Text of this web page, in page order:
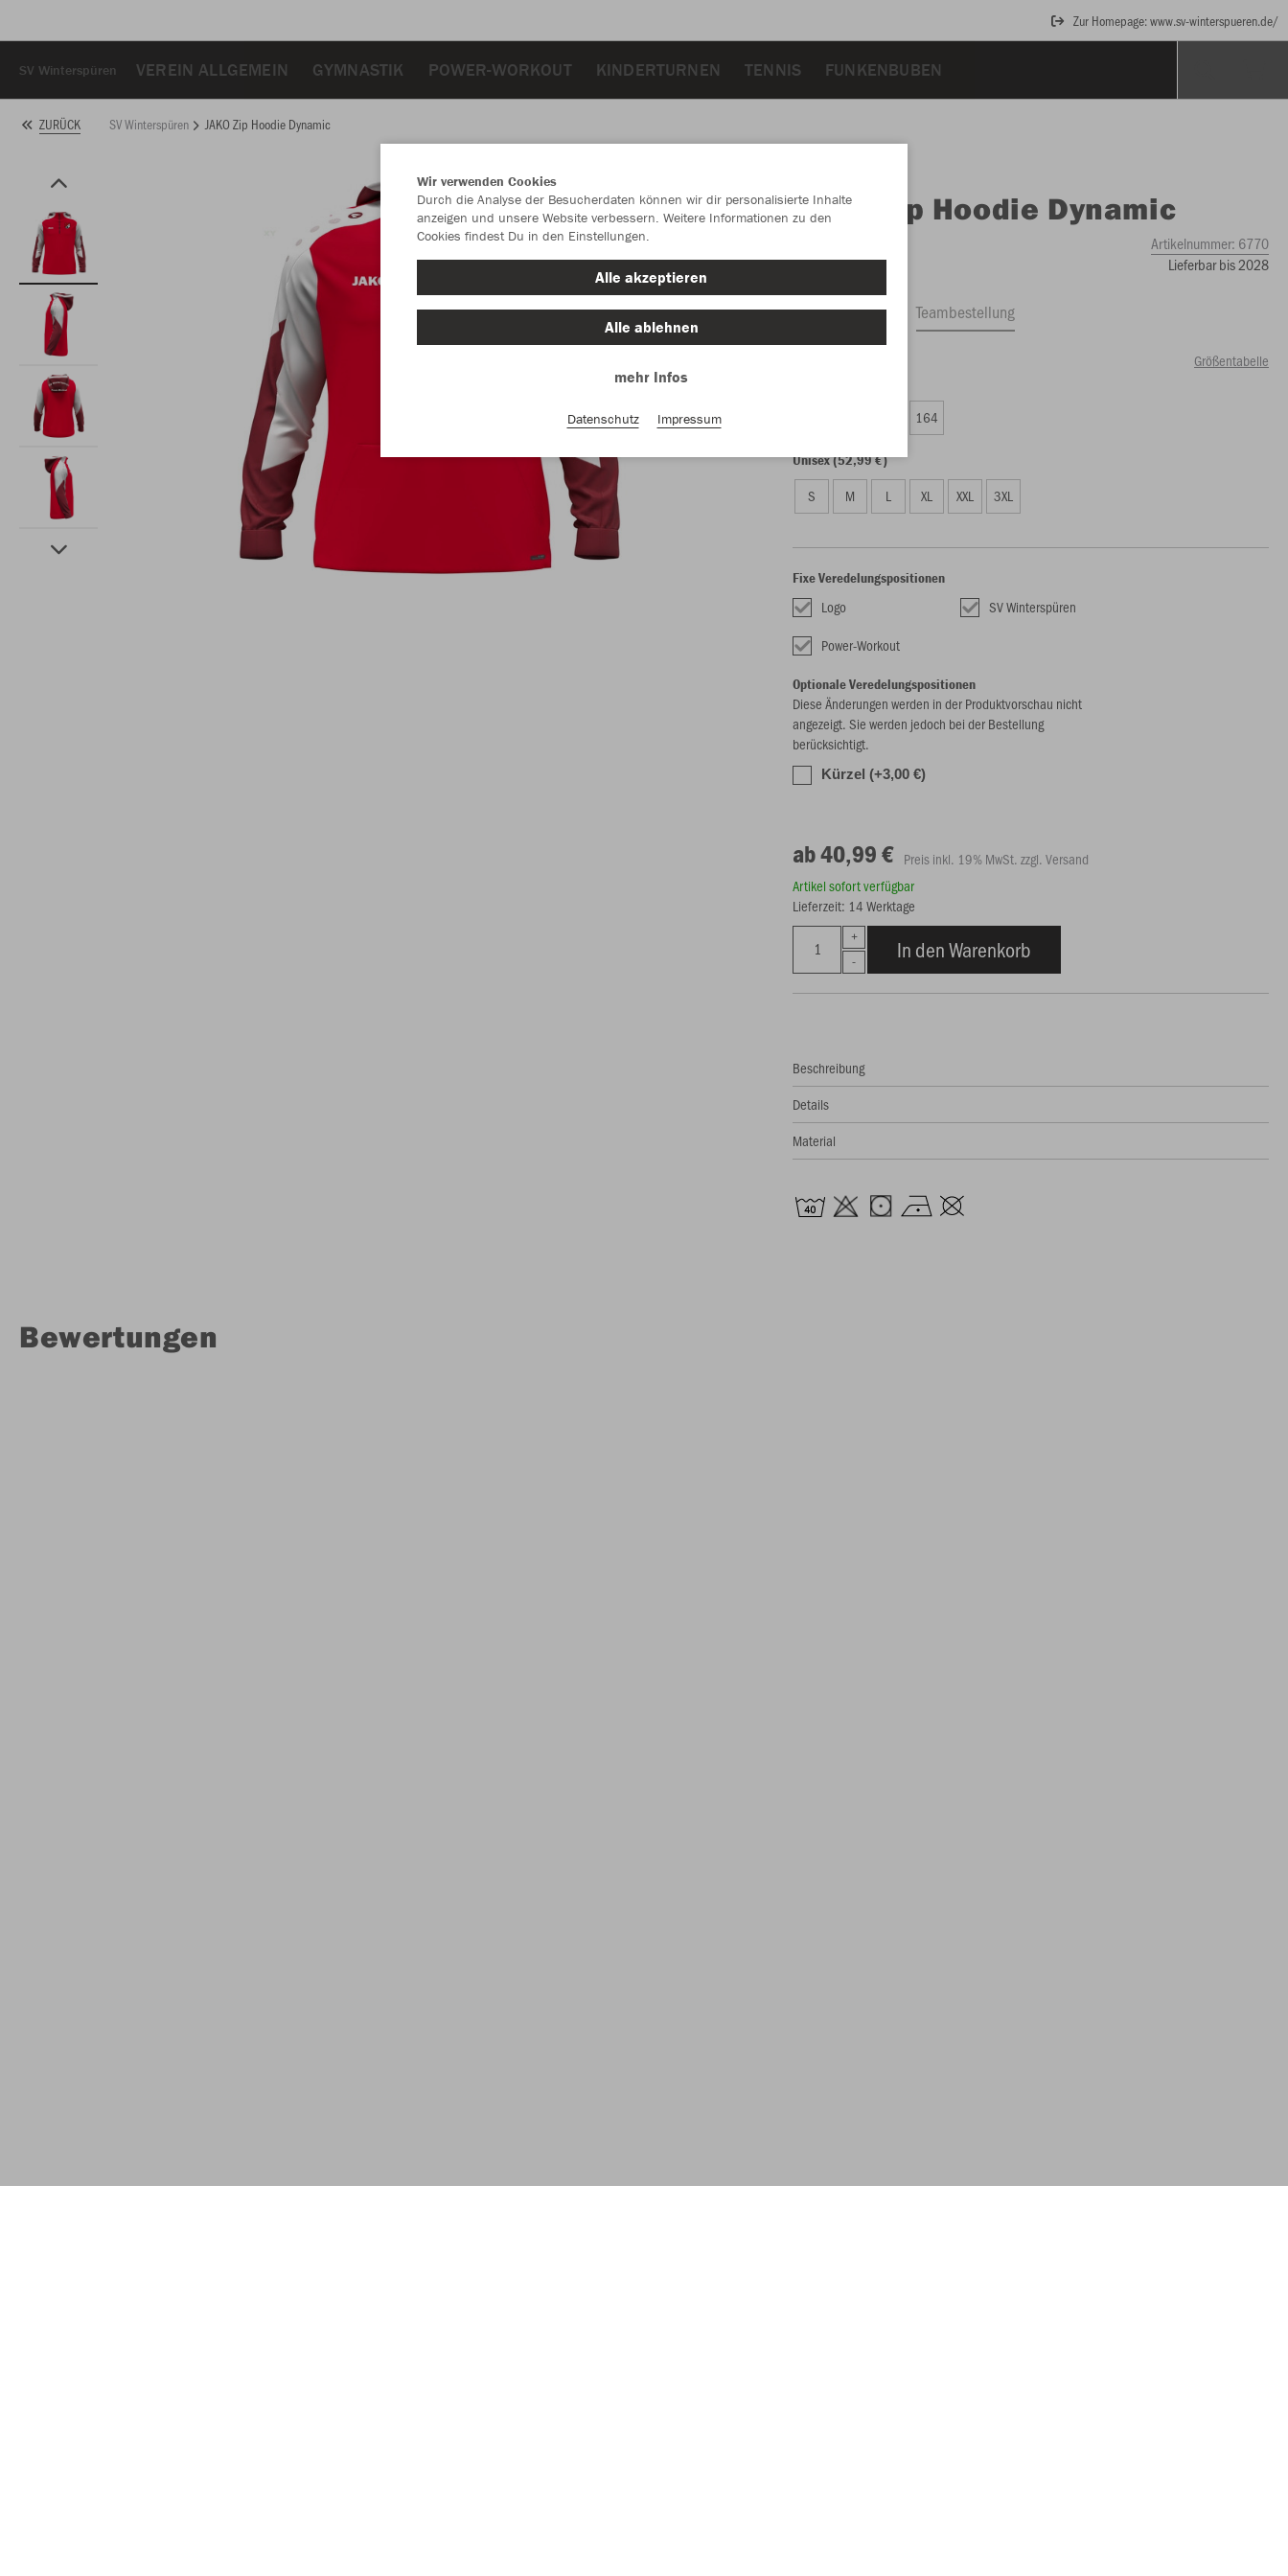
Zur Homepage: www.sv-winterspueren.de/
SV Winterspüren VEREIN ALLGEMEIN GYMNASTIK POWER-WORKOUT KINDERTURNEN TENNIS FUNKENBUBEN
ZURÜCK SV Winterspüren JAKO Zip Hoodie Dynamic
JAKO Zip Hoodie Dynamic
Artikelnummer: 6770
Lieferbar bis 2028
Einzelauftrag Teambestellung
Größentabelle
164
Unisex (52,99 €)
S M L XL XXL 3XL
Fixe Veredelungspositionen
Logo
SV Winterspüren
Power-Workout
Optionale Veredelungspositionen
Diese Änderungen werden in der Produktvorschau nicht
angezeigt. Sie werden jedoch bei der Bestellung
berücksichtigt.
Kürzel (+3,00 €)
ab 40,99 € Preis inkl. 19% MwSt. zzgl. Versand
Artikel sofort verfügbar
Lieferzeit: 14 Werktage
In den Warenkorb
Beschreibung
Details
Material
Bewertungen
Wir verwenden Cookies
Durch die Analyse der Besucherdaten können wir dir personalisierte Inhalte
anzeigen und unsere Website verbessern. Weitere Informationen zu den
Cookies findest Du in den Einstellungen.
Alle akzeptieren
Alle ablehnen
mehr Infos
Datenschutz Impressum